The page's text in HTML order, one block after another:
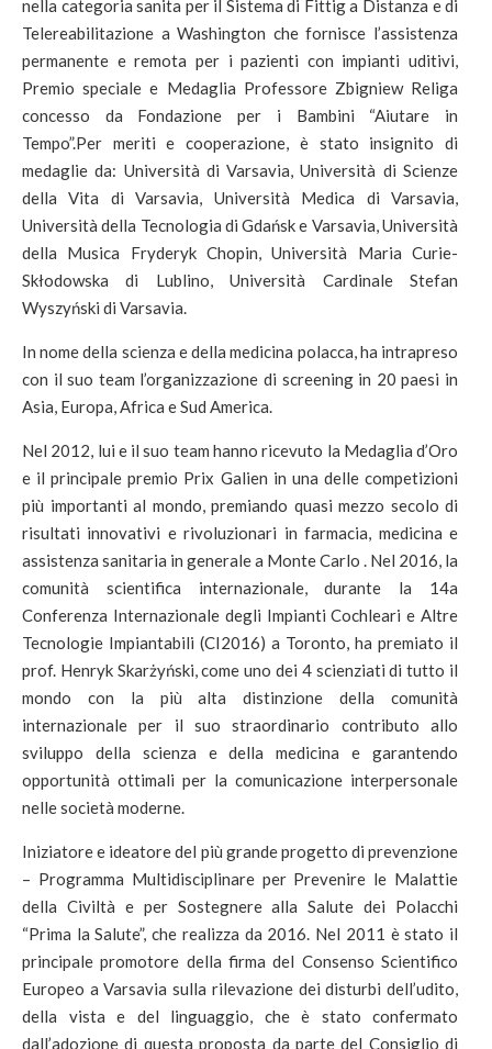
nella categoria sanita per il Sistema di Fittig a Distanza e di
Telereabilitazione a Washington che fornisce l’assistenza
permanente e remota per i pazienti con impianti uditivi,
Premio speciale e Medaglia Professore Zbigniew Religa
concesso da Fondazione per i Bambini “Aiutare in
Tempo”.Per meriti e cooperazione, è stato insignito di
medaglie da: Università di Varsavia, Università di Scienze
della Vita di Varsavia, Università Medica di Varsavia,
Università della Tecnologia di Gdańsk e Varsavia, Università
della Musica Fryderyk Chopin, Università Maria Curie-
Skłodowska di Lublino, Università Cardinale Stefan
Wyszyński di Varsavia.
In nome della scienza e della medicina polacca, ha intrapreso
con il suo team l’organizzazione di screening in 20 paesi in
Asia, Europa, Africa e Sud America.
Nel 2012, lui e il suo team hanno ricevuto la Medaglia d’Oro
e il principale premio Prix Galien in una delle competizioni
più importanti al mondo, premiando quasi mezzo secolo di
risultati innovativi e rivoluzionari in farmacia, medicina e
assistenza sanitaria in generale a Monte Carlo . Nel 2016, la
comunità scientifica internazionale, durante la 14a
Conferenza Internazionale degli Impianti Cochleari e Altre
Tecnologie Impiantabili (CI2016) a Toronto, ha premiato il
prof. Henryk Skarżyński, come uno dei 4 scienziati di tutto il
mondo con la più alta distinzione della comunità
internazionale per il suo straordinario contributo allo
sviluppo della scienza e della medicina e garantendo
opportunità ottimali per la comunicazione interpersonale
nelle società moderne.
Iniziatore e ideatore del più grande progetto di prevenzione
– Programma Multidisciplinare per Prevenire le Malattie
della Civiltà e per Sostegnere alla Salute dei Polacchi
“Prima la Salute”, che realizza da 2016. Nel 2011 è stato il
principale promotore della firma del Consenso Scientifico
Europeo a Varsavia sulla rilevazione dei disturbi dell’udito,
della vista e del linguaggio, che è stato confermato
dall’adozione di questa proposta da parte del Consiglio di